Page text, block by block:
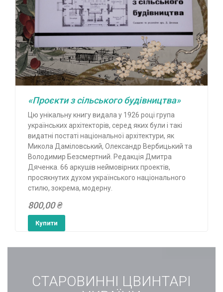
«Проєкти з сільського будівництва»
Цю унікальну книгу видала у 1926 році група
українських архітекторів, серед яких були і такі
видатні постаті національної архітектури, як
Микола Даміловський, Олександр Вербицький та
Володимир Безсмертний. Редакція Дмитра
Дяченка. 66 аркушів неймовірних проектів,
просякнутих духом українського національного
стилю, зокрема, модерну.
800,00 ₴
Купити
СТАРОВИННІ ЦВИНТАРІ